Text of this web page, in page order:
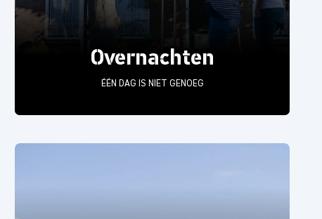
Overnachten
ÉÉN DAG IS NIET GENOEG